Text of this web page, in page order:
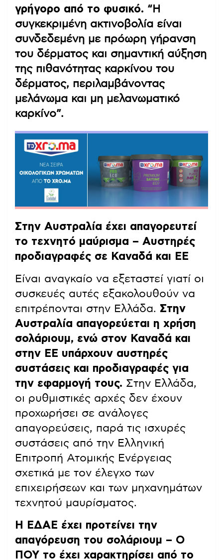
γρήγορο από το φυσικό. “Η
συγκεκριμένη ακτινοβολία είναι
συνδεδεμένη με πρόωρη γήρανση
του δέρματος και σημαντική αύξηση
της πιθανότητας καρκίνου του
δέρματος, περιλαμβάνοντας
μελάνωμα και μη μελανωματικό
καρκίνο”.
Στην Αυστραλία έχει απαγορευτεί
το τεχνητό μαύρισμα – Αυστηρές
προδιαγραφές σε Καναδά και ΕΕ
Είναι αναγκαίο να εξεταστεί γιατί οι
συσκευές αυτές εξακολουθούν να
επιτρέπονται στην Ελλάδα. Στην
Αυστραλία απαγορεύεται η χρήση
σολάριουμ, ενώ στον Καναδά και
στην ΕΕ υπάρχουν αυστηρές
συστάσεις και προδιαγραφές για
την εφαρμογή τους. Στην Ελλάδα,
οι ρυθμιστικές αρχές δεν έχουν
προχωρήσει σε ανάλογες
απαγορεύσεις, παρά τις ισχυρές
συστάσεις από την Ελληνική
Επιτροπή Ατομικής Ενέργειας
σχετικά με τον έλεγχο των
επιχειρήσεων και των μηχανημάτων
τεχνητού μαυρίσματος.
Η ΕΔΑΕ έχει προτείνει την
απαγόρευση του σολάριουμ – Ο
ΠΟΥ το έχει χαρακτηρίσει από το